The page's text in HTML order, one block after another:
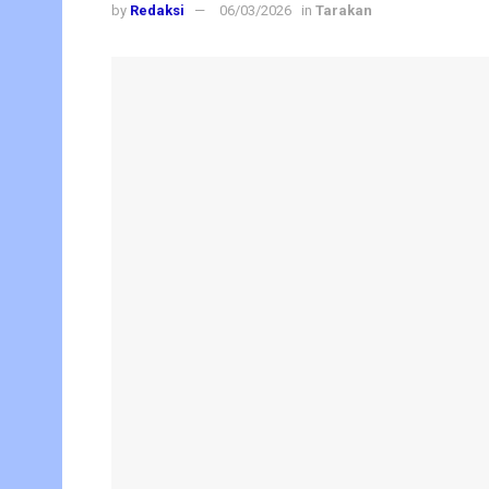
by Redaksi 06/03/2026 in Tarakan